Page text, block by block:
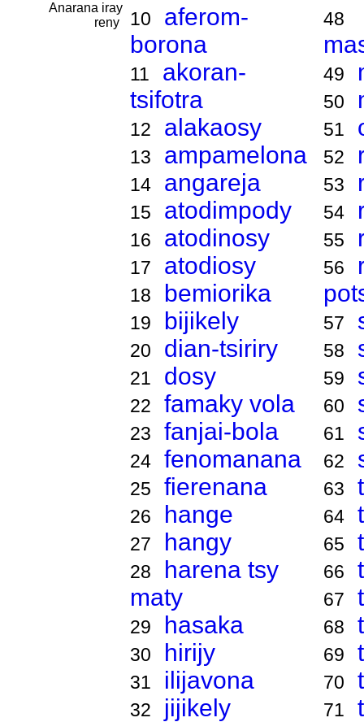
Anarana iray
reny
10
aferom-
borona
11
akoran-
tsifotra
12 alakaosy
13 ampamelona
14 angareja
15 atodimpody
16 atodinosy
17 atodiosy
18 bemiorika
19 bijikely
20 dian-tsiriry
21 dosy
22 famaky vola
23 fanjai-bola
24 fenomanana
25 fierenana
26 hange
27 hangy
28
harena tsy
maty
29 hasaka
30 hirijy
31 ilijavona
32 jijikely
48
49
50
51
52
53
54
55
56
57
58
59
60
61
62
63
64
65
66
67
68
69
70
71